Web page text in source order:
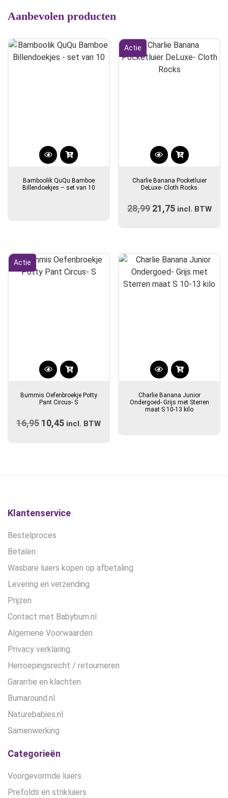
Aanbevolen producten
Bamboolik QuQu Bamboe
Billendoekjes – set van 10
Actie
Charlie Banana Pocketluier
DeLuxe- Cloth Rocks
28,99 Oorspronkelijke
21,75Huidige
incl. BTW
Actie
Bummis Oefenbroekje Potty
Pant Circus- S
16,95 Oorspronkelijke
10,45 Huidige
incl. BTW
Charlie Banana Junior
Ondergoed- Grijs met Sterren
maat S 10-13 kilo
Klantenservice
Bestelproces
Betalen
Wasbare luiers kopen op afbetaling
Levering en verzending
Prijzen
Contact met Babybum.nl
Algemene Voorwaarden
Privacy verklaring
Herroepingsrecht / retourneren
Garantie en klachten
Bumaround.nl
Naturebabies.nl
Samenwerking
Categorieën
Voorgevormde luiers
Prefolds en strikluiers